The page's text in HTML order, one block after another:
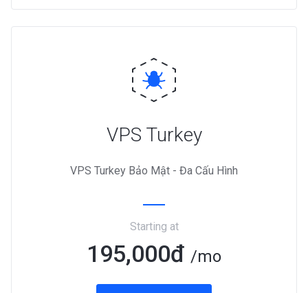
VPS Turkey
VPS Turkey Bảo Mật - Đa Cấu Hình
Starting at
195,000đ /mo